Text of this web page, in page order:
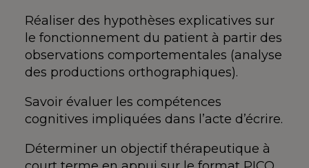
Réaliser des hypothèses explicatives sur
le fonctionnement du patient à partir des
observations comportementales (analyse
des productions orthographiques).
Savoir évaluer les compétences
cognitives impliquées dans l’acte d’écrire.
Déterminer un objectif thérapeutique à